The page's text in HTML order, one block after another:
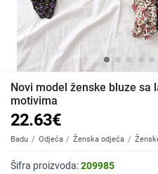
Novi model ženske bluze sa
motivima
22.63€
Badu Odjeća Ženska odjeća
Šifra proizvoda:209985